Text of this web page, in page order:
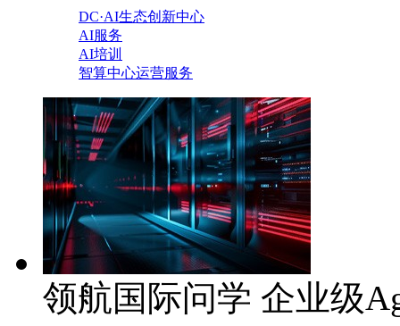
DC·AI生态创新中心
AI服务
AI培训
智算中心运营服务
领航国际问学 企业级